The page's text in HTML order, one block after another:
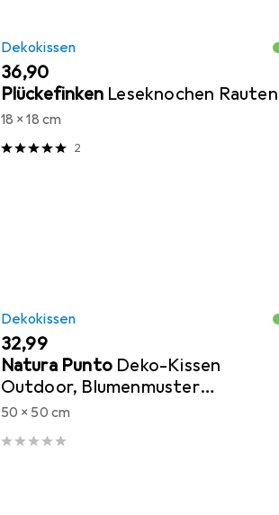
Dekokissen
EUR
36,90
Plückefinken Leseknochen Rauten
18 x 18 cm
2
Dekokissen
EUR
32,99
Natura Punto Deko-Kissen
Outdoor, Blumenmuster
anthrazit, 50 x 50 x 10 cm
50 x 50 cm